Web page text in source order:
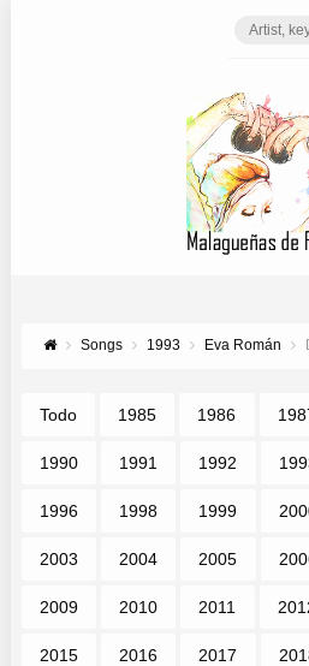
Songs 1993 Eva Román
Todo 1985 1986
1990 1991 1992
1996 1998 1999
2003 2004 2005
2009 2010 2011
2015 2016 2017